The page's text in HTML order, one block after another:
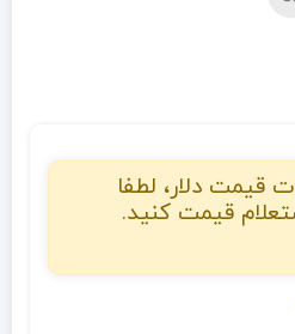
قیمت دلار، لطفا
قیمت کنید.